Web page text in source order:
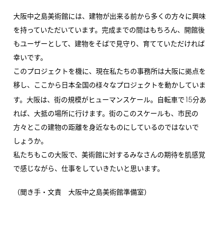
大阪中之島美術館には、建物が出来る前から多くの方々に興味
を持っていただいています。完成までの間はもちろん、開館後
もユーザーとして、建物をそばで見守り、育てていただければ
幸いです。
このプロジェクトを機に、現在私たちの事務所は大阪に拠点を
移し、ここから日本全国の様々なプロジェクトを動かしていま
す。大阪は、街の規模がヒューマンスケール。自転車で15分あ
れば、大抵の場所に行けます。街のこのスケールも、市民の
方々とこの建物の距離を身近なものにしているのではないで
しょうか。
私たちもこの大阪で、美術館に対するみなさんの期待を肌感覚
で感じながら、仕事をしていきたいと思います。
（聞き手・文責 大阪中之島美術館準備室）